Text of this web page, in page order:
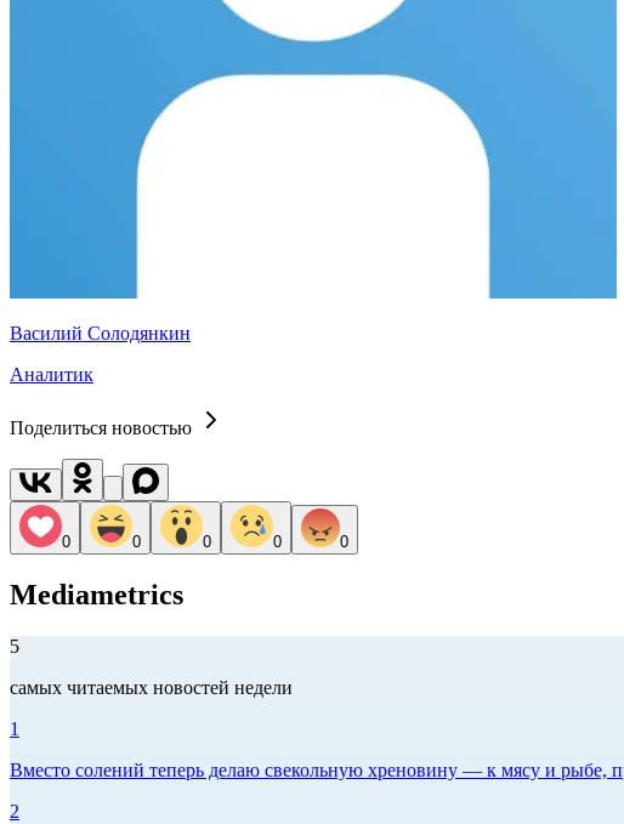
Василий Солодянкин
Аналитик
Поделиться новостью
0 0 0 0 0
Mediametrics
5
самых читаемых новостей недели
1
Вместо солений теперь делаю свекольную хреновину — к мясу и рыбе,
2